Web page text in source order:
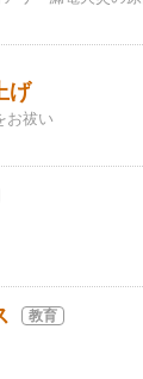
げ
お祓い
教育